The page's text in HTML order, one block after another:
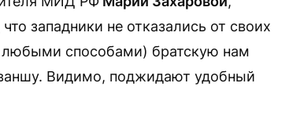
западники не отказались от своих
любыми способами) братскую нам
Видимо, поджидают удобный